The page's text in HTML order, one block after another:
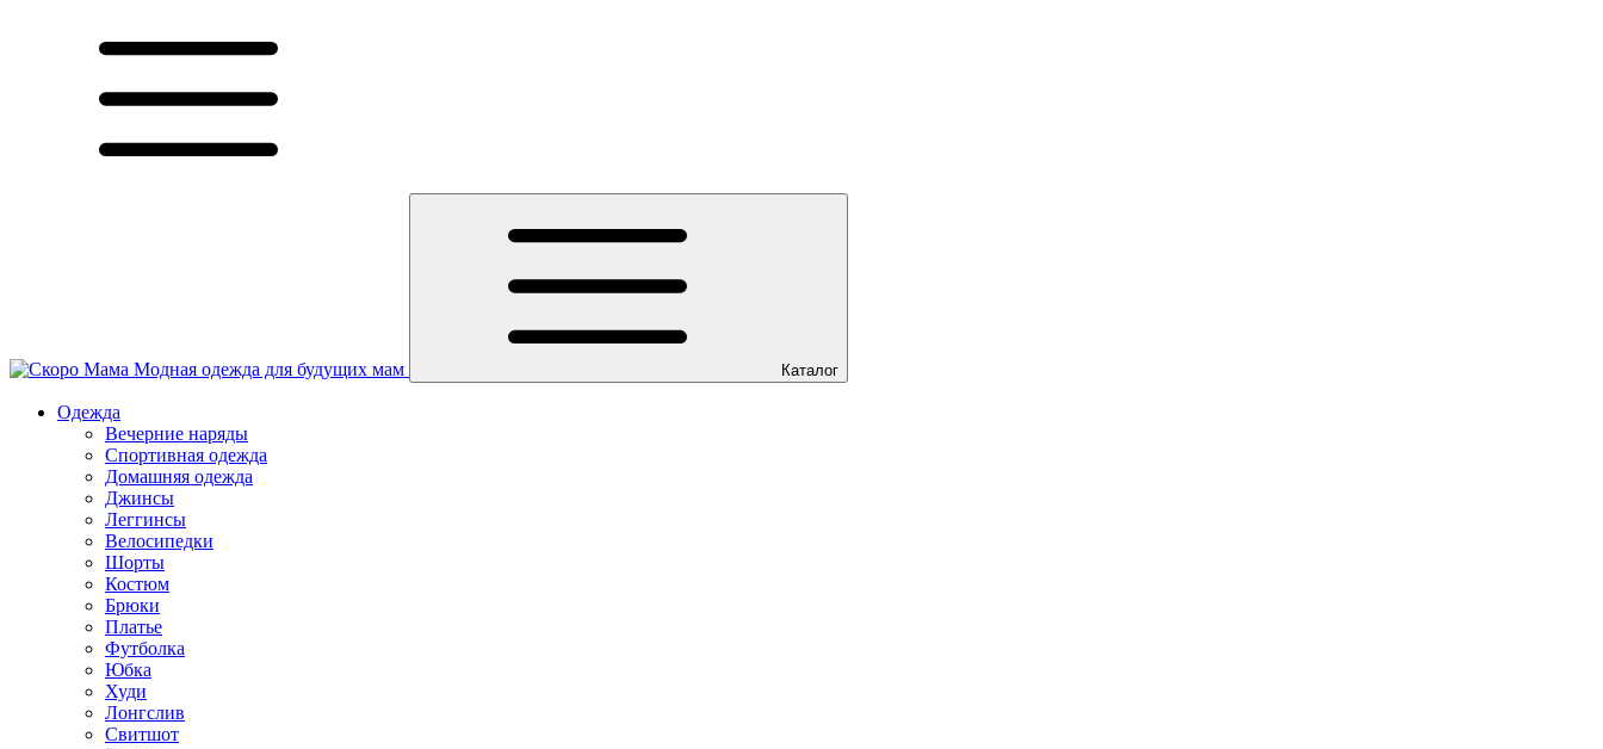
Модная одежда для будущих мам Каталог
Одежда
Вечерние наряды
Спортивная одежда
Домашняя одежда
Джинсы
Леггинсы
Велосипедки
Шорты
Костюм
Брюки
Платье
Футболка
Юбка
Худи
Лонгслив
Свитшот